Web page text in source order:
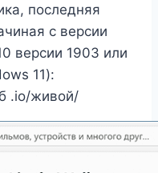
последняя
с версии
версии 1903 или
11):
.io/живой/